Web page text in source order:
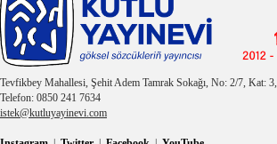
Tevfikbey Mahallesi, Şehit Adem Tamrak Sokağı, No: 2/7, Kat:
Telefon: 0850 241 7634
istek@kutluyayinevi.com